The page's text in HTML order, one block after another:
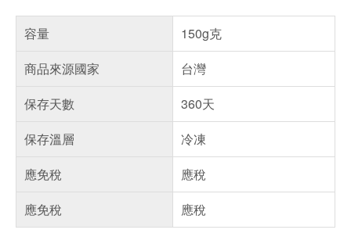
容量
150g克
商品來源國家
台灣
保存天數
360天
保存溫層
冷凍
應免稅
應稅
應免稅
應稅